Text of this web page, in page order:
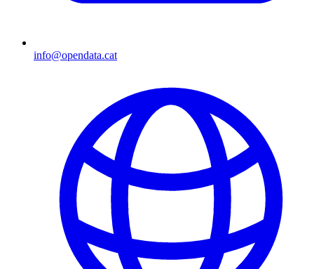
info@opendata.cat